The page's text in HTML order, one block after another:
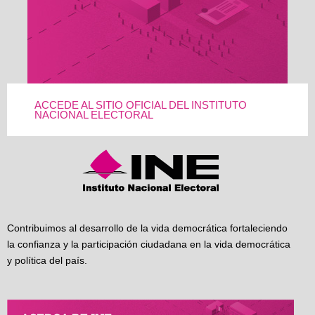
ACCEDE AL SITIO OFICIAL DEL INSTITUTO
NACIONAL ELECTORAL
Contribuimos al desarrollo de la vida democrática fortaleciendo
la confianza y la participación ciudadana en la vida democrática
y política del país.